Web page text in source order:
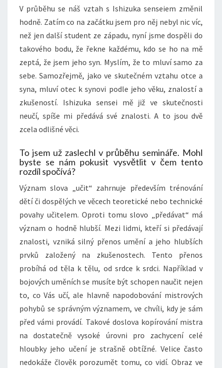
V průběhu se náš vztah s Ishizuka senseiem změnil
hodně. Zatím co na začátku jsem pro něj nebyl nic víc,
než jen další student ze západu, nyní jsme dospěli do
takového bodu, že řekne každému, kdo se ho na mě
zeptá, že jsem jeho syn. Myslím, že to mluví samo za
sebe. Samozřejmě, jako ve skutečném vztahu otce a
syna, mluví otec k synovi podle jeho věku, znalostí a
zkušeností. Ishizuka sensei mě již ve skutečnosti
neučí, spíše mi předává své znalosti. A to jsou dvě
zcela odlišné věci.
To jsem už zaslechl v průběhu semináře. Mohl
byste se nám pokusit vysvětlit v čem tento
rozdíl spočívá?
Význam slova „učit“ zahrnuje především trénování
dětí či dospělých ve věcech teoretické nebo technické
povahy učitelem. Oproti tomu slovo „předávat“ má
význam o hodně hlubší. Mezi lidmi, kteří si předávají
znalosti, vzniká silný přenos umění a jeho hlubších
prvků založený na zkušenostech. Tento přenos
probíhá od těla k tělu, od srdce k srdci. Například v
bojových uměních se musíte být schopen naučit nejen
to, co Vás učí, ale hlavně napodobování mistrových
pohybů se správným významem, ve chvíli, kdy je sám
před vámi provádí. Takové doslova kopírování mistra
na dostatečně vysoké úrovni pro zachycení celé
hloubky jeho učení je strašně obtížné. Velice často
nedokáže člověk porozumět tomu, co vidí. Obraz ve